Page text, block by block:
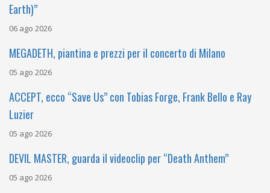
Earth)”
06 ago 2026
MEGADETH, piantina e prezzi per il concerto di Milano
05 ago 2026
ACCEPT, ecco “Save Us” con Tobias Forge, Frank Bello e Ray
Luzier
05 ago 2026
DEVIL MASTER, guarda il videoclip per “Death Anthem”
05 ago 2026